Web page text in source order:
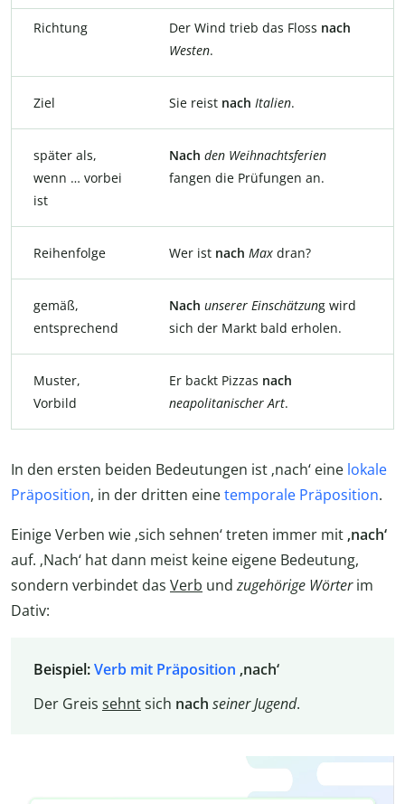
Richtung Der Wind trieb das Floss nach
Westen.
Ziel Sie reist nach Italien.
später als,
wenn … vorbei
ist
Nach den Weihnachtsferien
fangen die Prüfungen an.
Reihenfolge Wer ist nach Max dran?
gemäß,
entsprechend
Nach unserer Einschätzung wird
sich der Markt bald erholen.
Muster,
Vorbild
Er backt Pizzas nach
neapolitanischer Art.
In den ersten beiden Bedeutungen ist ‚nach‘ eine lokale
Präposition, in der dritten einetemporale Präposition.
Einige Verben wie ‚sich sehnen‘ treten immer mit‚nach‘
auf. ‚Nach‘ hat dann meist keine eigene Bedeutung,
sondern verbindet das Verb undzugehörige Wörterim
Dativ:
Beispiel:Verb mit Präposition ‚nach‘
Der Greis sehntsich nach seiner Jugend.